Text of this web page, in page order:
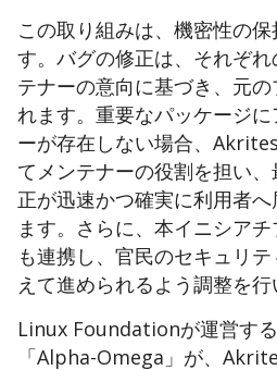
この取り組みは、 機密性の保
す。バグの修正は、それぞ
テナーの意向に基づき、 元
れます。重要なパッケージ
ーが存在しない場合、
てメンテナーの役割を担い、
正が迅速かつ確実に利用者
ます。 さらに、本イニシア
も連携し、官民のセキュリ
えて進められるよう調整を行
Linux Foundationが運営す
「Alpha-Omega ​」 が、